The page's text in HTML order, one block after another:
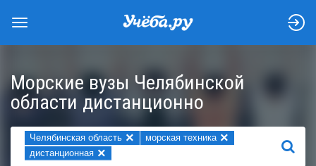
Морские вузы Челябинской
области дистанционно
Челябинская область × морская техника ×
дистанционная × НАЙТИ